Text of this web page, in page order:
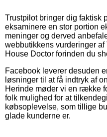
Trustpilot bringer dig faktisk
eksaminere en stor portion
meninger og derved
webbutikkens vurderinger
House Doctor forinden du
Facebook leverer desuden
løsninger til at få indtryk af
Herinde møder vi en række
folk mulighed for at
købsoplevelse, som tillige
glade kunderne er.